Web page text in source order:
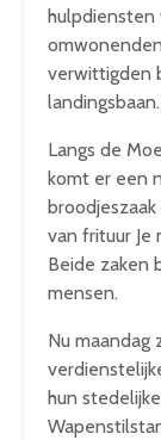
hulpdiensten
verwittigden
landingsbaan.
Langs de
komt er een
van frituur Je
Beide zaken
mensen.
Nu maandag
hun